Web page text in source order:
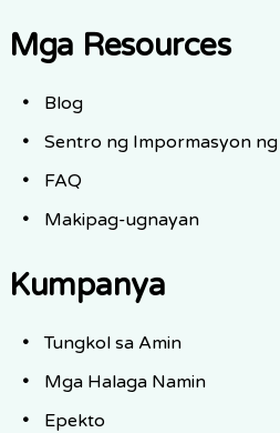
Mga Resources
Blog
Sentro ng Impormasyon ng
FAQ
Makipag-ugnayan
Kumpanya
Tungkol sa Amin
Mga Halaga Namin
Epekto